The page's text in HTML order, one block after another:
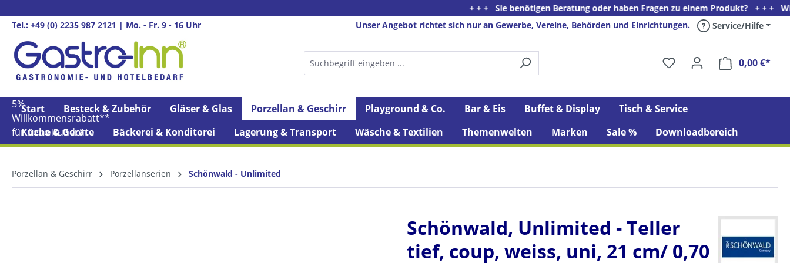
Zur Hauptnavigation springen
+ + + Sie benötigen Beratung oder haben Fragen zu einem Produkt? + + + Wir
Tel.: +49 (0) 2235 987 2121 | Mo. - Fr. 9 - 16 Uhr
Unser Angebot richtet sich nur an Gewerbe, Vereine, Behörden und Einrichtungen. Service/Hilfe
0,00 €*
5%
Willkommens­rabatt**
für neue Kunden
Start Besteck & Zubehör Gläser & Glas Porzellan & Geschirr Playground & Co. Bar & Eis Buffet & Display
Tisch & Service
Küche & Geräte
Bäckerei & Konditorei Lagerung & Transport Wäsche & Textilien Themenwelten Marken Sale % Downloadbereich
Porzellan & Geschirr Porzellanserien Schönwald - Unlimited
Schönwald, Unlimited - Teller
tief, coup, weiss, uni, 21 cm/ 0,70